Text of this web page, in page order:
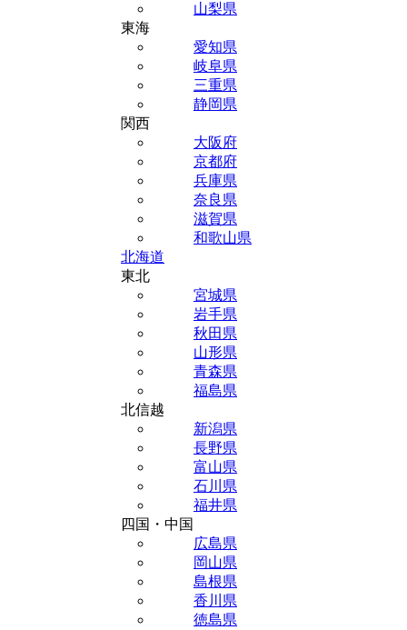
山梨県
東海
愛知県
岐阜県
三重県
静岡県
関西
大阪府
京都府
兵庫県
奈良県
滋賀県
和歌山県
北海道
東北
宮城県
岩手県
秋田県
山形県
青森県
福島県
北信越
新潟県
長野県
富山県
石川県
福井県
四国・中国
広島県
岡山県
島根県
香川県
徳島県